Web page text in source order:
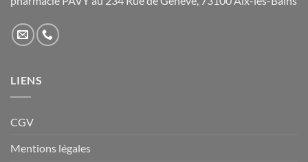
LIENS
CGV
Mentions légales